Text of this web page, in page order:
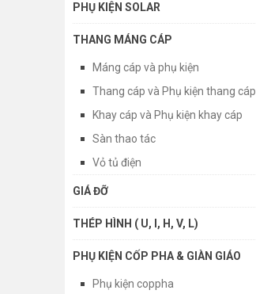
PHỤ KIỆN SOLAR
THANG MÁNG CÁP
Máng cáp và phụ kiện
Thang cáp và Phụ kiện thang cáp
Khay cáp và Phụ kiện khay cáp
Sàn thao tác
Vỏ tủ điện
GIÁ ĐỠ
THÉP HÌNH ( U, I, H, V, L)
PHỤ KIỆN CỐP PHA & GIÀN GIÁO
Phụ kiện coppha